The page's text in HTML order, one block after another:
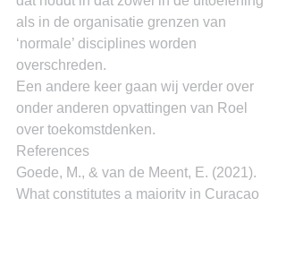
als in de organisatie grenzen van
‘normale’ disciplines worden
overschreden.
Een andere keer gaan wij verder over
onder anderen opvattingen van Roel
over toekomstdenken.
References
Goede, M., & van de Meent, E. (2021).
What constitutes a majority in Curacao